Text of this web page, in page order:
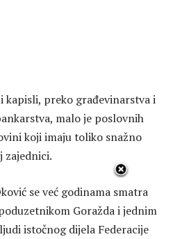
kapisli, preko građevinarstva i
malo je poslovnih
koji imaju toliko snažno
zajednici.
se već godinama smatra
Goražda i jednim
istočnog dijela Federacije